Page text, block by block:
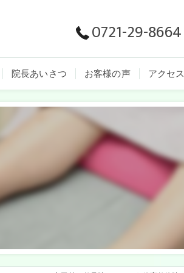
0721-29-8664
院長あいさつ お客様の声 アクセス